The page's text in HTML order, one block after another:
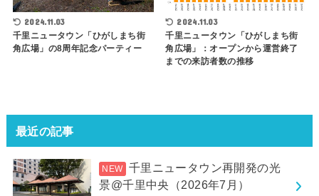
2024.11.03
千里ニュータウン「ひがしまち街
角広場」の8周年記念パーティー
2024.11.03
千里ニュータウン「ひがしまち街
角広場」：オープンから運営終了
までの来訪者数の推移
最近の記事
千里ニュータウン再開発の光
景@千里中央（2026年7月）